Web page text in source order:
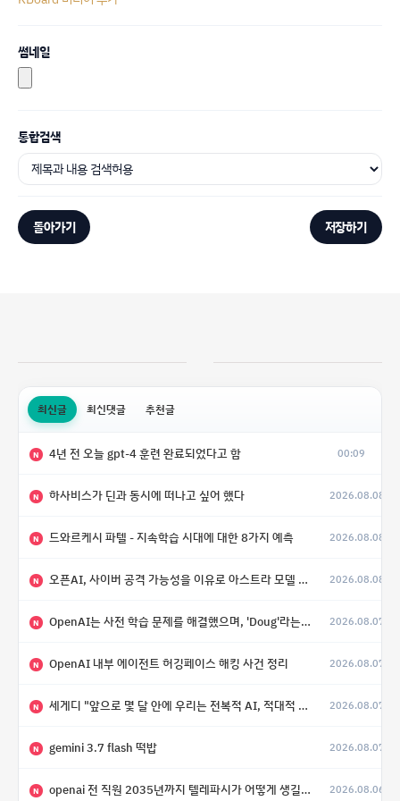
썸네일
통합검색
돌아가기 저장하기
최신글 최신댓글 추천글
N 4년 전 오늘 gpt-4 훈련 완료되었다고 함 00:09
N 하사비스가 딘과 동시에 떠나고 싶어 했다 2026.08.08
N 드와르케시 파텔 - 지속학습 시대에 대한 8가지 예측 2026.08.08
N 오픈AI, 사이버 공격 가능성을 이유로 아스트라 모델 출시 연기 2026.08.08
N OpenAI는 사전 학습 문제를 해결했으며, 'Doug'라는 코드명을 가진 훨씬 더 큰 모델을 활발히 개발 중 2026.08.07
N OpenAI 내부 에이전트 허깅페이스 해킹 사건 정리 2026.08.07
N 세게디 "앞으로 몇 달 안에 우리는 전복적 AI, 적대적 AI 둘 다 보게 될 것" 2026.08.07
N gemini 3.7 flash 떡밥 2026.08.07
N openai 전 직원 2035년까지 텔레파시가 어떻게 생길 수 있는지 2026.08.06